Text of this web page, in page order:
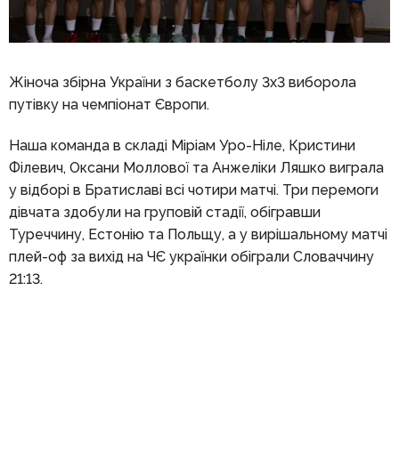
Жіноча збірна України з баскетболу 3х3 виборола
путівку на чемпіонат Європи.
Наша команда в складі Міріам Уро-Ніле, Кристини
Філевич, Оксани Моллової та Анжеліки Ляшко виграла
у відборі в Братиславі всі чотири матчі. Три перемоги
дівчата здобули на груповій стадії, обігравши
Туреччину, Естонію та Польщу, а у вирішальному матчі
плей-оф за вихід на ЧЄ українки обіграли Словаччину
21:13.